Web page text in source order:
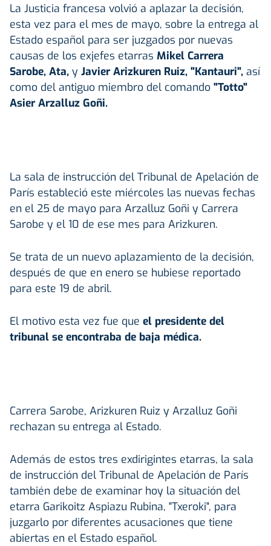
La Justicia francesa volvió a aplazar la decisión,
esta vez para el mes de mayo, sobre la entrega al
Estado español para ser juzgados por nuevas
causas de los exjefes etarras Mikel Carrera
Sarobe, Ata, y Javier Arizkuren Ruiz, "Kantauri", así
como del antiguo miembro del comando "Totto"
Asier Arzalluz Goñi.
La sala de instrucción del Tribunal de Apelación de
París estableció este miércoles las nuevas fechas
en el 25 de mayo para Arzalluz Goñi y Carrera
Sarobe y el 10 de ese mes para Arizkuren.
Se trata de un nuevo aplazamiento de la decisión,
después de que en enero se hubiese reportado
para este 19 de abril.
El motivo esta vez fue que el presidente del
tribunal se encontraba de baja médica.
Carrera Sarobe, Arizkuren Ruiz y Arzalluz Goñi
rechazan su entrega al Estado.
Además de estos tres exdirigintes etarras, la sala
de instrucción del Tribunal de Apelación de París
también debe de examinar hoy la situación del
etarra Garikoitz Aspiazu Rubina, "Txeroki", para
juzgarlo por diferentes acusaciones que tiene
abiertas en el Estado español.